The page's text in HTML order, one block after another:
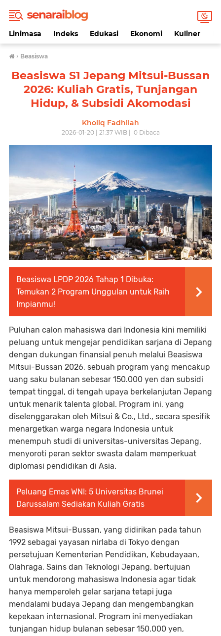
Linimasa Indeks Edukasi Ekonomi Kuliner
› Beasiswa
Beasiswa S1 Jepang Mitsui-Bussan
2026: Kuliah Gratis, Tunjangan
Hidup, & Subsidi Akomodasi
Kholiq Fadhilah
2026-01-20 | 21:37 WIB | 0Dibaca
Beasiswa LPDP 2026 Tahap 1 Dibuka:
Temukan 2 Program Unggulan untuk Raih
Impianmu!
Puluhan calon mahasiswa dari Indonesia kini memiliki
peluang untuk mengejar pendidikan sarjana di Jepang
dengan dukungan finansial penuh melalui Beasiswa
Mitsui-Bussan 2026, sebuah program yang mencakup
uang saku bulanan sebesar 150.000 yen dan subsidi
tempat tinggal, di tengah upaya berkelanjutan Jepang
untuk menarik talenta global. Program ini, yang
diselenggarakan oleh Mitsui & Co., Ltd., secara spesifik
menargetkan warga negara Indonesia untuk
menempuh studi di universitas-universitas Jepang,
menyoroti peran sektor swasta dalam memperkuat
diplomasi pendidikan di Asia.
Peluang Emas WNI: 5 Universitas Brunei
Darussalam Sediakan Kuliah Gratis
Beasiswa Mitsui-Bussan, yang didirikan pada tahun
1992 sebagai yayasan nirlaba di Tokyo dengan
persetujuan Kementerian Pendidikan, Kebudayaan,
Olahraga, Sains dan Teknologi Jepang, bertujuan
untuk mendorong mahasiswa Indonesia agar tidak
hanya memperoleh gelar sarjana tetapi juga
mendalami budaya Jepang dan mengembangkan
kepekaan internasional. Program ini menyediakan
tunjangan hidup bulanan sebesar 150.000 yen,